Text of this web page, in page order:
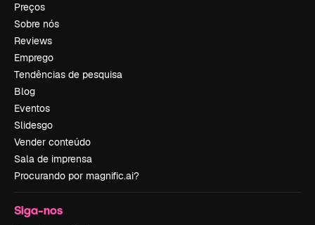
Preços
Sobre nós
Reviews
Emprego
Tendências de pesquisa
Blog
Eventos
Slidesgo
Vender conteúdo
Sala de imprensa
Procurando por magnific.ai?
Siga-nos